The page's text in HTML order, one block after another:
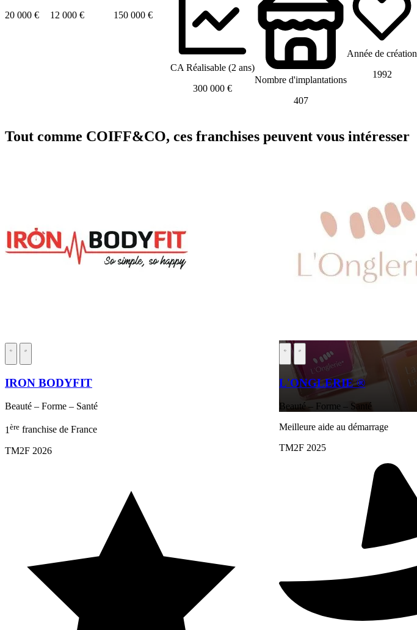
20 000 €
12 000 €
150 000 €
CA Réalisable (2 ans)
300 000 €
Nombre d'implantations
407
Année de création
1992
Tout comme COIFF&CO, ces franchises peuvent vous intéresser
IRON BODYFIT
Beauté – Forme – Santé
1 ère franchise de France
TM2F 2026
L'ONGLERIE ®
Beauté – Forme – Santé
Meilleure aide au démarrage
TM2F 2025